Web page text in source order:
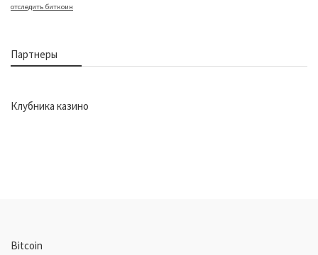
отследить биткоин
Партнеры
Клубника казино
Bitcoin